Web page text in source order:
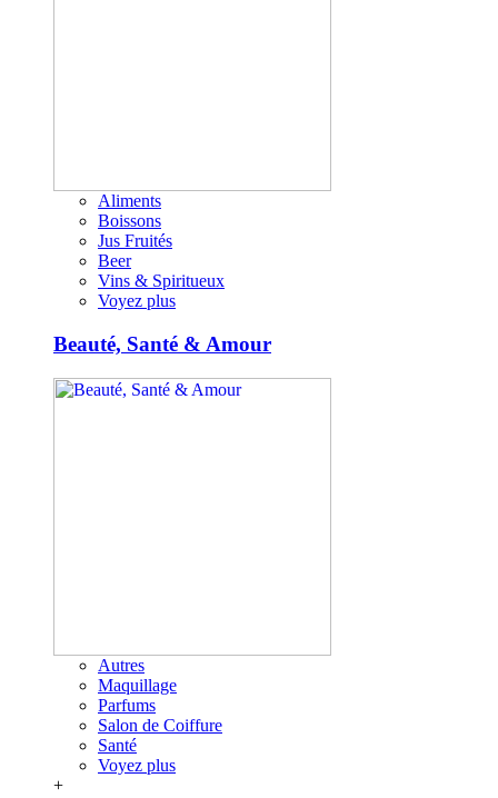
Aliments
Boissons
Jus Fruités
Beer
Vins & Spiritueux
Voyez plus
Beauté, Santé & Amour
Autres
Maquillage
Parfums
Salon de Coiffure
Santé
Voyez plus
+